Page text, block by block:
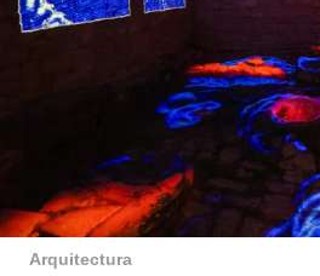
Arquitectura